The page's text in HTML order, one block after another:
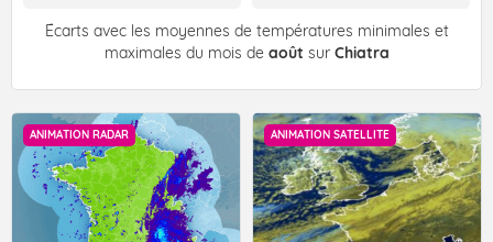
Écarts avec les moyennes de températures minimales et
maximales du mois de août sur Chiatra
ANIMATION RADAR ANIMATION SATELLITE